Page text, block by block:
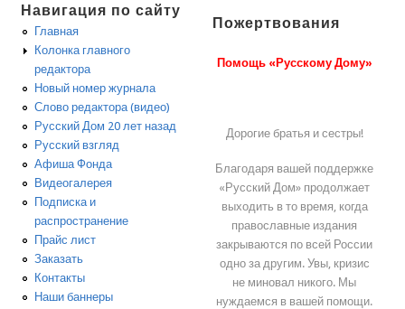
Навигация по сайту
Главная
Колонка главного
редактора
Новый номер журнала
Слово редактора (видео)
Русский Дом 20 лет назад
Русский взгляд
Афиша Фонда
Видеогалерея
Подписка и
распространение
Прайс лист
Заказать
Контакты
Наши баннеры
Пожертвования
Помощь «Русскому Дому»
Дорогие братья и сестры!
Благодаря вашей поддержке
«Русский Дом» продолжает
выходить в то время, когда
православные издания
закрываются по всей России
одно за другим. Увы, кризис
не миновал никого. Мы
нуждаемся в вашей помощи.